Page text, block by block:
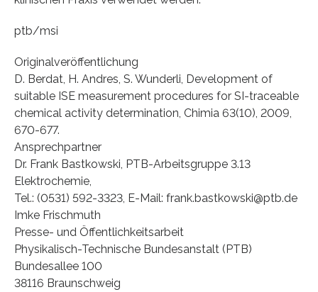
ptb/msi
Originalveröffentlichung
D. Berdat, H. Andres, S. Wunderli, Development of
suitable ISE measurement procedures for SI-traceable
chemical activity determination, Chimia 63(10), 2009,
670-677.
Ansprechpartner
Dr. Frank Bastkowski, PTB-Arbeitsgruppe 3.13
Elektrochemie,
Tel.: (0531) 592-3323, E-Mail: frank.bastkowski@ptb.de
Imke Frischmuth
Presse- und Öffentlichkeitsarbeit
Physikalisch-Technische Bundesanstalt (PTB)
Bundesallee 100
38116 Braunschweig